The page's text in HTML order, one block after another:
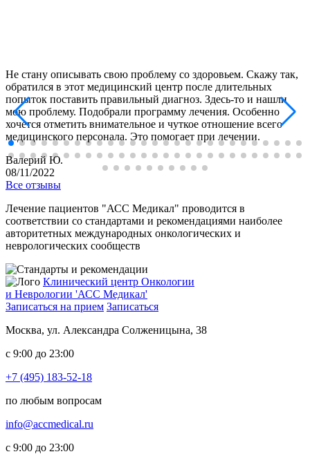
Не стану описывать свою проблему со здоровьем. Скажу так,
обратился в этот медицинский центр после длительных
попыток поставить правильный диагноз. Здесь-то и нашли
мою проблему. Подобрали программу лечения. Особенно
хочется отметить внимательное и чуткое отношение всего
медицинского персонала. Это помогает при лечении.
Валерий Ю.
08/11/2022
Все отзывы
Лечение пациентов "АСС Медикал" проводится в
соответствии со стандартами и рекомендациями наиболее
авторитетных международных онкологических и
неврологических сообществ
Клинический центр Онкологии
и Неврологии 'АСС Медикал'
Записаться на прием Записаться
Москва, ул. Александра Солженицына, 38
с 9:00 до 23:00
+7 (495) 183-52-18
по любым вопросам
info@accmedical.ru
с 9:00 до 23:00